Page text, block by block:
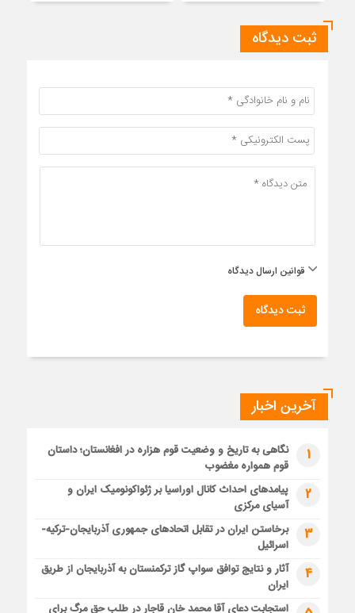
ثبت دیدگاه
قوانین ارسال دیدگاه
ثبت دیدگاه
آخرین اخبار
1
نگاهی به تاریخ و وضعیت قوم هزاره در افغانستان؛ داستان
قوم همواره مغضوب
2
پیامدهای احداث کانال اوراسیا بر ژئواکونومیک ایران و
آسیای مرکزی
3
برخاستن ایران در تقابل اتحادهای جمهوری آذربایجان-ترکیه-
اسرائیل
4
آثار و نتایج توافق سواپ گاز ترکمنستان به آذربایجان از طریق
ایران
استجابت دعای آقا محمد خان قاجار در طلب حق مرگ برای